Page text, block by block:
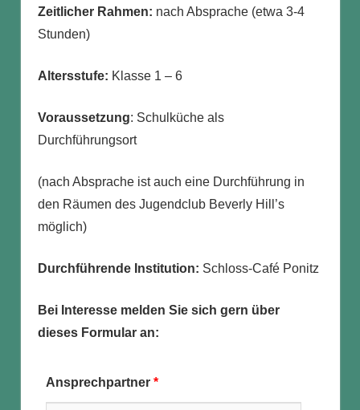
Zeitlicher Rahmen: nach Absprache (etwa 3-4
Stunden)
Altersstufe: Klasse 1 – 6
Voraussetzung: Schulküche als
Durchführungsort
(nach Absprache ist auch eine Durchführung in
den Räumen des Jugendclub Beverly Hill’s
möglich)
Durchführende Institution: Schloss-Café Ponitz
Bei Interesse melden Sie sich gern über
dieses Formular an:
Ansprechpartner *